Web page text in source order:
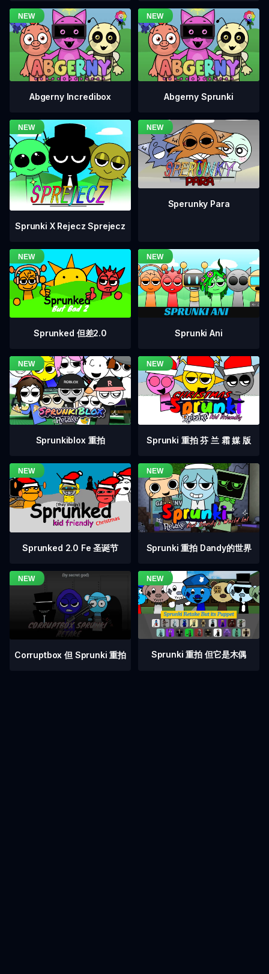
Abgerny Incredibox Abgerny Sprunki
Sprunki X Rejecz Sprejecz
Sperunky Para
Sprunked 但差2.0 Sprunki Ani
Sprunkiblox 重拍 Sprunki 重拍 芬 兰 霜 媒 版
Sprunked 2.0 Fe 圣诞节 Sprunki 重拍 Dandy的世界
Corruptbox 但 Sprunki 重拍 Sprunki 重拍 但它是木偶